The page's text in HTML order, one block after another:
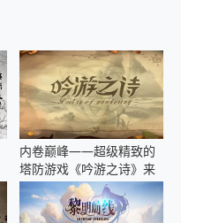
内卷巅峰——超级精致的
塔防游戏《吟游之诗》来
了！